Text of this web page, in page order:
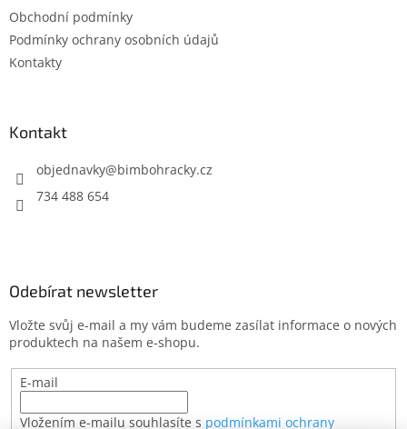
Obchodní podmínky
Podmínky ochrany osobních údajů
Kontakty
Kontakt
objednavky@bimbohracky.cz
734 488 654
Odebírat newsletter
Vložte svůj e-mail a my vám budeme zasílat informace o nových
produktech na našem e-shopu.
E-mail
Vložením e-mailu souhlasíte s podmínkami ochrany